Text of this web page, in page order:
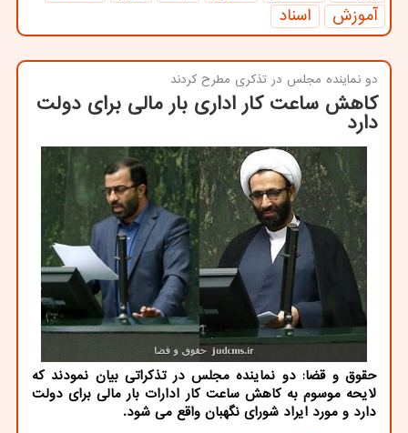
آموزش
اسناد
دو نماینده مجلس در تذكری مطرح كردند
کاهش ساعت کار اداری بار مالی برای دولت
دارد
حقوق و قضا: دو نماینده مجلس در تذکراتی بیان نمودند که
لایحه موسوم به کاهش ساعت کار ادارات بار مالی برای دولت
دارد و مورد ایراد شورای نگهبان واقع می شود.